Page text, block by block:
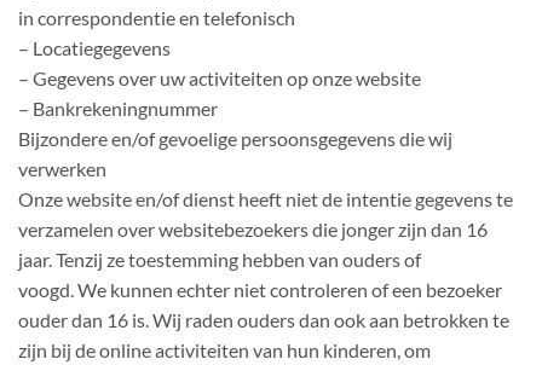
in correspondentie en telefonisch
– Locatiegegevens
– Gegevens over uw activiteiten op onze website
– Bankrekeningnummer
Bijzondere en/of gevoelige persoonsgegevens die wij
verwerken
Onze website en/of dienst heeft niet de intentie gegevens te
verzamelen over websitebezoekers die jonger zijn dan 16
jaar. Tenzij ze toestemming hebben van ouders of
voogd. We kunnen echter niet controleren of een bezoeker
ouder dan 16 is. Wij raden ouders dan ook aan betrokken te
zijn bij de online activiteiten van hun kinderen, om